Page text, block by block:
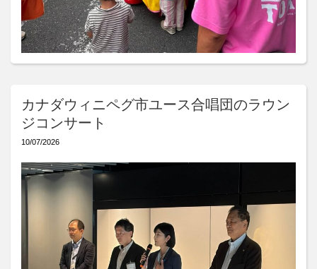
カナダウィニペグ市ユース合唱団のラウン
ジコンサート
10/07/2026